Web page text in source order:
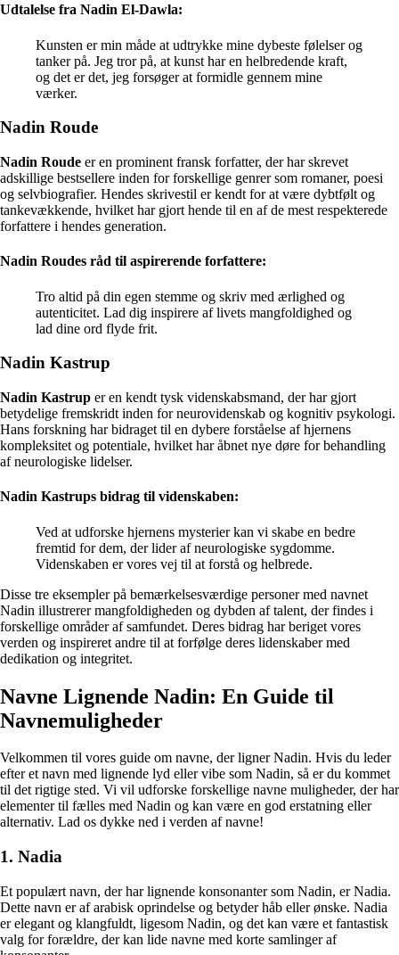
Udtalelse fra Nadin El-Dawla:
Kunsten er min måde at udtrykke mine dybeste følelser og
tanker på. Jeg tror på, at kunst har en helbredende kraft,
og det er det, jeg forsøger at formidle gennem mine
værker.
Nadin Roude
Nadin Roude er en prominent fransk forfatter, der har skrevet
adskillige bestsellere inden for forskellige genrer som romaner, poesi
og selvbiografier. Hendes skrivestil er kendt for at være dybtfølt og
tankevækkende, hvilket har gjort hende til en af de mest respekterede
forfattere i hendes generation.
Nadin Roudes råd til aspirerende forfattere:
Tro altid på din egen stemme og skriv med ærlighed og
autenticitet. Lad dig inspirere af livets mangfoldighed og
lad dine ord flyde frit.
Nadin Kastrup
Nadin Kastrup er en kendt tysk videnskabsmand, der har gjort
betydelige fremskridt inden for neurovidenskab og kognitiv psykologi.
Hans forskning har bidraget til en dybere forståelse af hjernens
kompleksitet og potentiale, hvilket har åbnet nye døre for behandling
af neurologiske lidelser.
Nadin Kastrups bidrag til videnskaben:
Ved at udforske hjernens mysterier kan vi skabe en bedre
fremtid for dem, der lider af neurologiske sygdomme.
Videnskaben er vores vej til at forstå og helbrede.
Disse tre eksempler på bemærkelsesværdige personer med navnet
Nadin illustrerer mangfoldigheden og dybden af talent, der findes i
forskellige områder af samfundet. Deres bidrag har beriget vores
verden og inspireret andre til at forfølge deres lidenskaber med
dedikation og integritet.
Navne Lignende Nadin: En Guide til
Navnemuligheder
Velkommen til vores guide om navne, der ligner Nadin. Hvis du leder
efter et navn med lignende lyd eller vibe som Nadin, så er du kommet
til det rigtige sted. Vi vil udforske forskellige navne muligheder, der har
elementer til fælles med Nadin og kan være en god erstatning eller
alternativ. Lad os dykke ned i verden af navne!
1. Nadia
Et populært navn, der har lignende konsonanter som Nadin, er Nadia.
Dette navn er af arabisk oprindelse og betyder håb eller ønske. Nadia
er elegant og klangfuldt, ligesom Nadin, og det kan være et fantastisk
valg for forældre, der kan lide navne med korte samlinger af